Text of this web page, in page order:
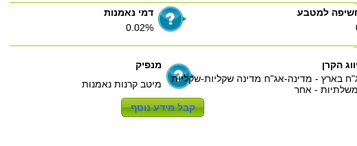
למטבע
דמי נאמנות
0.02%
הקרן
מנפיק
בארץ - מדינה-אג"ח מדינה שקליות-שקליות
- אחר
מיטב קרנות נאמנות